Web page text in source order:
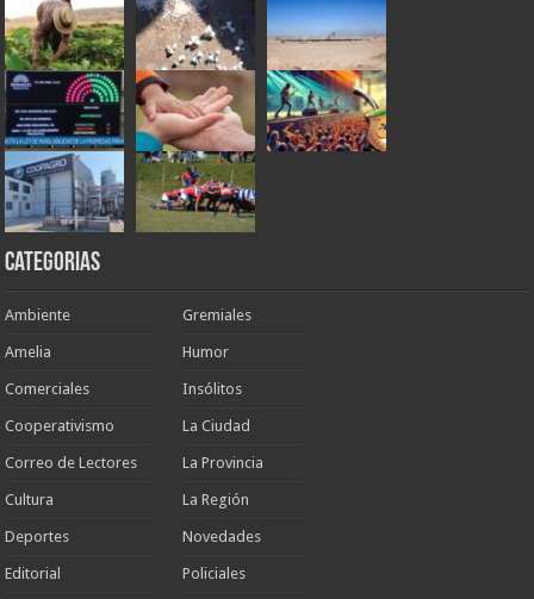
Categorias
Ambiente
Amelia
Comerciales
Cooperativismo
Correo de Lectores
Cultura
Deportes
Editorial
Gremiales
Humor
Insólitos
La Ciudad
La Provincia
La Región
Novedades
Policiales